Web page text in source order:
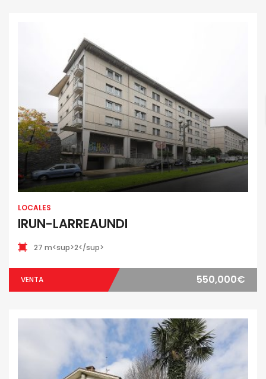
LOCALES
IRUN-LARREAUNDI
27 m<sup>2</sup>
VENTA 550,000€